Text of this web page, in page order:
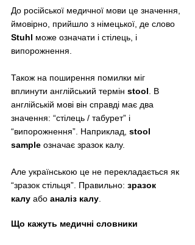
До російської медичної мови це значення,
ймовірно, прийшло з німецької, де слово
Stuhl може означати і стілець, і
випорожнення.
Також на поширення помилки міг
вплинути англійський термін stool . В
англійській мові він справді має два
значення: “стілець / табурет” і
“випорожнення”. Наприклад, stool
sample означає зразок калу.
Але українською це не перекладається як
“зразок стільця”. Правильно: зразок
калу або аналіз калу
Що кажуть медичні словники